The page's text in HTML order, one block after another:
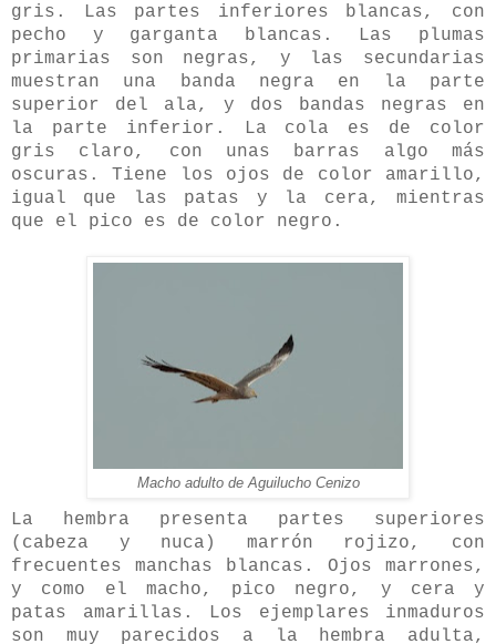
gris. Las partes inferiores blancas, con
pecho y garganta blancas. Las plumas
primarias son negras, y las secundarias
muestran una banda negra en la parte
superior del ala, y dos bandas negras en
la parte inferior. La cola es de color
gris claro, con unas barras algo más
oscuras. Tiene los ojos de color amarillo,
igual que las patas y la cera, mientras
que el pico es de color negro.
Macho adulto de Aguilucho Cenizo
La hembra presenta partes superiores
(cabeza y nuca) marrón rojizo, con
frecuentes manchas blancas. Ojos marrones,
y como el macho, pico negro, y cera y
patas amarillas. Los ejemplares inmaduros
son muy parecidos a la hembra adulta,